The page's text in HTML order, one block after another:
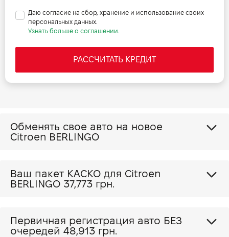
Даю согласие на сбор, хранение и использование своих
персональных данных.
Узнать больше о соглашении.
РАССЧИТАТЬ КРЕДИТ
Обменять свое авто на новое
Citroen BERLINGO
Ваш пакет КАСКО для Citroen
BERLINGO 37,773 грн.
Первичная регистрация авто БЕЗ
очередей 48,913 грн.